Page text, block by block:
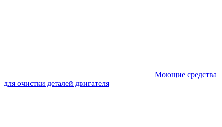
Моющие средства
для очистки деталей двигателя